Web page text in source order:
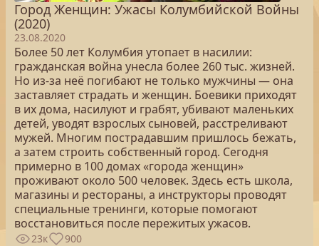
Город Женщин: Ужасы Колумбийской Войны
(2020)
23.08.2020
Более 50 лет Колумбия утопает в насилии:
гражданская война унесла более 260 тыс. жизней.
Но из-за неё погибают не только мужчины — она
заставляет страдать и женщин. Боевики приходят
в их дома, насилуют и грабят, убивают маленьких
детей, уводят взрослых сыновей, расстреливают
мужей. Многим пострадавшим пришлось бежать,
а затем строить собственный город. Сегодня
примерно в 100 домах «города женщин»
проживают около 500 человек. Здесь есть школа,
магазины и рестораны, а инструкторы проводят
специальные тренинги, которые помогают
восстановиться после пережитых ужасов.
23к 900